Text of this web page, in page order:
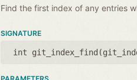
Find the first index of any entries
SIGNATURE
int git_index_find(